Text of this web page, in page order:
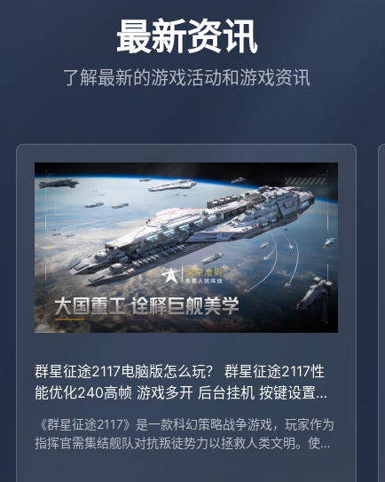
最新资讯
了解最新的游戏活动和游戏资讯
群星征途2117电脑版怎么玩？ 群星征途2117性
能优化240高帧 游戏多开 后台挂机 按键设置教
《群星征途2117》是一款科幻策略战争游戏，玩家作为
指挥官需集结舰队对抗叛徒势力以拯救人类文明。使用